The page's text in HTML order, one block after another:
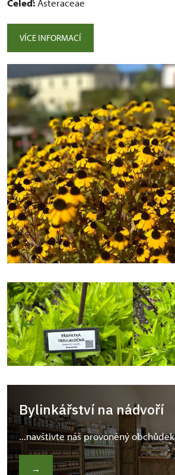
Čeleď: Asteraceae
VÍCE INFORMACÍ
Bylinkářství na nádvoří
...navštivte náš provoněný obchůdek
→